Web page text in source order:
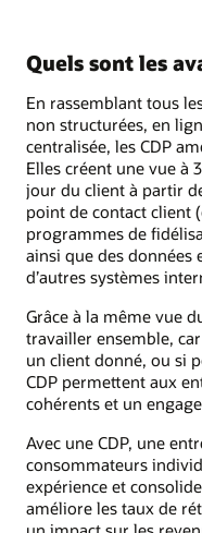
Quels sont les
En rassemblant tous
non structurées, en
centralisée, les CDP
Elles créent une vue à
jour du client à partir
point de contact client
programmes de
ainsi que des données
d’autres systèmes
Grâce à la même vue
travailler ensemble,
un client donné, ou si
CDP permettent aux
cohérents et un
Avec une CDP, une
consommateurs
expérience et
améliore les taux de